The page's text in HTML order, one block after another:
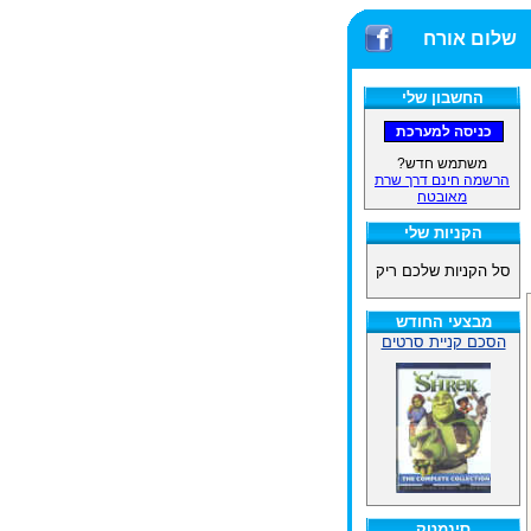
שלום אורח
החשבון שלי
משתמש חדש?
הרשמה חינם דרך שרת
מאובטח
הקניות שלי
סל הקניות שלכם ריק
מבצעי החודש
הסכם קניית סרטים